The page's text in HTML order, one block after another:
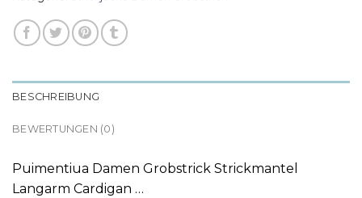
BESCHREIBUNG
BEWERTUNGEN (0)
Puimentiua Damen Grobstrick Strickmantel
Langarm Cardigan …